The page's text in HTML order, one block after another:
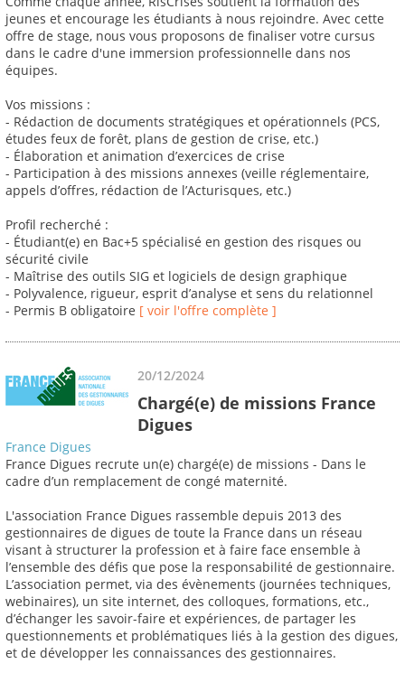
jeunes et encourage les étudiants à nous rejoindre. Avec cette
offre de stage, nous vous proposons de finaliser votre cursus
dans le cadre d'une immersion professionnelle dans nos
équipes.
Vos missions :
- Rédaction de documents stratégiques et opérationnels (PCS,
études feux de forêt, plans de gestion de crise, etc.)
- Élaboration et animation d’exercices de crise
- Participation à des missions annexes (veille réglementaire,
appels d’offres, rédaction de l’Acturisques, etc.)
Profil recherché :
- Étudiant(e) en Bac+5 spécialisé en gestion des risques ou
sécurité civile
- Maîtrise des outils SIG et logiciels de design graphique
- Polyvalence, rigueur, esprit d’analyse et sens du relationnel
- Permis B obligatoire [ voir l'offre complète ]
20/12/2024
Chargé(e) de missions France
Digues
France Digues
France Digues recrute un(e) chargé(e) de missions - Dans le
cadre d’un remplacement de congé maternité.
L'association France Digues rassemble depuis 2013 des
gestionnaires de digues de toute la France dans un réseau
visant à structurer la profession et à faire face ensemble à
l’ensemble des défis que pose la responsabilité de gestionnaire.
L’association permet, via des évènements (journées techniques,
webinaires), un site internet, des colloques, formations, etc.,
d’échanger les savoir-faire et expériences, de partager les
questionnements et problématiques liés à la gestion des digues,
et de développer les connaissances des gestionnaires.